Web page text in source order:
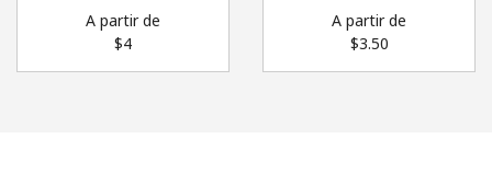
A partir de
⁦$4⁩
A partir de
⁦$3.50⁩